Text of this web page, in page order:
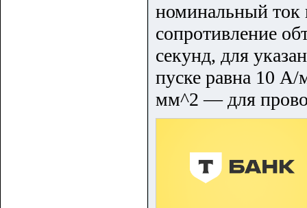
номинальный ток
сопротивление
секунд, для
пуске равна 10
мм^2 — для